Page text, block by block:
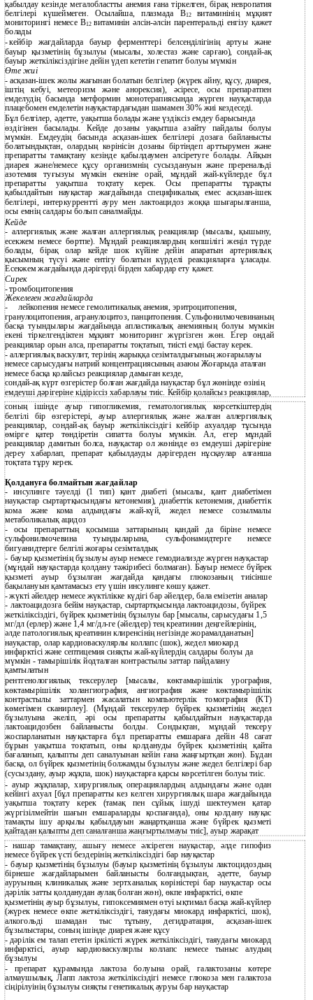
қабылдау кезінде мегалобластты анемия ғана тіркелген, бірақ невропатия
белгілері күшеймеген. Осылайша, плазмада В12 витаминінің мұқият
мониторингі немесе В12витаминін әлсін-әлсін парентеральді енгізу қажет
болады
-кейбір жағдайларда бауыр ферменттері белсенділігінің артуы және
бауыр қызметінің бұзылуы (мысалы, холестаз және сарғаю), сондай-ақ
бауыр жеткіліксіздігіне дейін үдеп кететін гепатит болуы мүмкін
Өте жиі
- асқазан-ішекжолы жағынан болатын белгілер (жүрек айну, құсу, диарея,
іштің кебуі, метеоризм және анорексия), әсіресе, осы препаратпен
емделудің басында метформин монотерапиясында жүрген науқастарда
плацебомен емделетін науқастардағыдан шамамен 30% жиі кездеседі.
Бұл белгілер, әдетте, уақытша болады және үздіксіз емдеу барысында
өздігінен басылады. Кейде дозаны уақытша азайту пайдалы болуы
мүмкін. Емдеудің басында асқазан-ішек белгілері дозаға байланысты
болатындықтан, олардың көрінісін дозаны біртіндеп арттырумен және
препаратты тамақтану кезінде қабылдаумен әлсіретуге болады. Айқын
диарея және/немесе құсу организмнің сусыздануын және преренальді
азотемия туғызуы мүмкін екеніне орай, мұндай жай-күйлерде бұл
препаратты уақытша тоқтату керек. Осы препаратты тұрақты
қабылдайтын науқастар жағдайында спецификалық емес асқазан-ішек
белгілері, интеркуррентті ауру мен лактоацидоз жоққа шығарылғанша,
осы емнің салдары болып саналмайды.
Кейде
- аллергиялық және жалған аллергиялық реакциялар (мысалы, қышыну,
есекжем немесе бөртпе). Мұндай реакциялардың көпшілігі жеңіл түрде
болады, бірақ олар кейде шок күйіне дейін апаратын артериялық
қысымның түсуі және ентігу болатын күрделі реакцияларға ұласады.
Есекжем жағдайында дәрігерді бірден хабардар ету қажет.
Сирек
-тромбоцитопения
Жекелеген жағдайларда
-
лейкопения немесе гемолитикалық анемия, эритроцитопения,
гранулоцитопения, агранулоцитоз, панцитопения. Сульфонилмочевинаның
басқа туындылары жағдайында апластикалық анемияның болуы мүмкін
екені тіркелгендіктен мұқият мониторинг жүргізген жөн. Егер ондай
реакциялар орын алса, препаратты тоқтатып, тиісті емді бастау керек.
- аллергиялық васкулит, терінің жарыққа сезімталдығының жоғарылауы
немесе сарысудағы натрий концентрациясының азаюы Жоғарыда аталған
немесе басқа қолайсыз реакциялар дамыған кезде,
сондай-ақ күрт өзгерістер болған жағдайда науқастар бұл жөнінде өзінің
емдеуші дәрігеріне кідіріссіз хабарлауы тиіс. Кейбір қолайсыз реакциялар,
соның ішінде ауыр гипогликемия, гематологиялық көрсеткіштердің
белгілі бір өзгерістері, ауыр аллергиялық және жалған аллергиялық
реакциялар, сондай-ақ бауыр жеткіліксіздігі кейбір ахуалдар тұсында
өмірге қатер төндіретін сипатта болуы мүмкін. Ал, егер мұндай
реакциялар дамитын болса, науқастар ол жөнінде өз емдеуші дәрігеріне
дереу хабарлап, препарат қабылдауды дәрігерден нұсқаулар алғанша
тоқтата тұру керек.
Қолдануға болмайтын жағдайлар
- инсулинге тәуелді (1 тип) қант диабеті (мысалы, қант диабетімен
науқастар сыртартқысындағы кетонемия), диабеттік кетонемия, диабеттік
кома және кома алдындағы жай-күй, жедел немесе созылмалы
метаболикалық ацидоз
-
осы препараттың қосымша заттарының қандай да біріне немесе
сульфонилмочевина туындыларына, сульфонамидтерге немесе
бигуанидтерге белгілі жоғары сезімталдық
- бауыр қызметінің бұзылуы ауыр немесе гемодиализде жүрген науқастар
(мұндай науқастарда қолдану тәжірибесі болмаған). Бауыр немесе бүйрек
қызметі ауыр бұзылған жағдайда қандағы глюкозаның тиісінше
бақылануын қамтамасыз ету үшін инсулинге көшу қажет.
-жүкті әйелдер немесе жүктілікке күдігі бар әйелдер, бала емізетін аналар
- лактоацидозға бейім науқастар, сыртартқысында лактоацидозы, бүйрек
жеткіліксіздігі, бүйрек қызметінің бұзылуы бар [мысалы, сарысудағы 1,5
мг/дл (ерлер) және 1,4 мг/дл-ге (әйелдер) тең креатинин деңгейлерінің,
әлде патологиялық креатинин клиренсінің негізінде жорамалданатын]
науқастар, олар кардиоваскулярлы коллапс (шок), жедел миокард
инфарктісі және септицемия сияқты жай-күйлердің салдары болуы да
мүмкін - тамырішілік йодталған контрастылы заттар пайдалану
қамтылатын
рентгенологиялық тексерулер [мысалы, көктамырішілік урография,
көктамырішілік холангиография, ангиография және көктамырішілік
контрастылы заттармен жасалатын компьютерлік томография (КТ)
көмегімен сканирлеу]. (Мұндай тексерулер бүйрек қызметінің жедел
бұзылуына әкеліп, әрі осы препаратты қабылдайтын науқастарда
лактоацидозбен байланысты болды. Сондықтан, мұндай тексеру
жоспарланатын науқастарға бұл препаратты емшараға дейін 48 сағат
бұрын уақытша тоқтатып, оны қолдануды бүйрек қызметінің қайта
бағаланып, қалыпты деп саналуынан кейін ғана жаңғыртқан жөн). Бұдан
басқа, ол бүйрек қызметінің болжамды бұзылуы және жедел белгілері бар
(сусыздану, ауыр жұқпа, шок) науқастарға қарсы көрсетілген болуы тиіс.
- ауыр жұқпалар, хирургиялық операциялардың алдындағы және одан
кейінгі ахуал [бұл препаратты кез келген хирургиялық шара жағдайында
уақытша тоқтату керек (тамақ пен сұйық ішуді шектеумен қатар
жүргізілмейтін шағын емшараларды қоспағанда), оны қолдану науқас
тамақты ішу арқылы қабылдауын жаңартқанша және бүйрек қызметі
қайтадан қалыпты деп саналғанша жаңғыртылмауы тиіс], ауыр жарақат
- нашар тамақтану, ашығу немесе әлсіреген науқастар, әлде гипофиз
немесе бүйрек үсті бездерінің жеткіліксіздігі бар науқастар
- бауыр қызметінің бұзылуы (бауыр қызметінің бұзылуы лактоцидоздың
бірнеше жағдайларымен байланысты болғандықтан, әдетте, бауыр
ауруының клиникалық және зертханалық көріністері бар науқастар осы
дәрілік затты қолданудан аулақ болған жөн), өкпе инфарктісі, өкпе
қызметінің ауыр бұзылуы, гипоксемиямен өтуі ықтимал басқа жай-күйлер
(жүрек немесе өкпе жеткіліксіздігі, таяудағы миокард инфарктісі, шок),
алкогольді шамадан тыс тұтыну, дегидратация, асқазан-ішек
бұзылыстары, соның ішінде диарея және құсу
- дәрілік ем талап ететін іркілісті жүрек жеткіліксіздігі, таяудағы миокард
инфарктісі, ауыр кардиоваскулярлы коллапс немесе тыныс алудың
бұзылуы
-
препарат құрамында лактоза болуына орай, галактозаны көтере
алмаушылық, Лапп лактоза жеткіліксіздігі немесе глюкоза мен галактоза
сіңірілуінің бұзылуы сияқты генетикалық ауруы бар науқастар